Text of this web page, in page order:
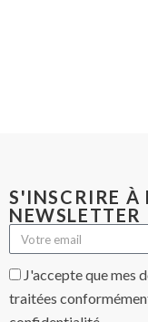
S'INSCRIRE À
NEWSLETTER
J'accepte que mes
traitées